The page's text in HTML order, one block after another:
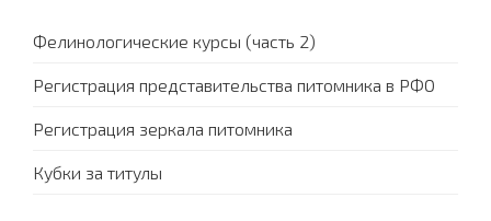
Фелинологические курсы (часть 2)
Регистрация представительства питомника в РФО
Регистрация зеркала питомника
Кубки за титулы